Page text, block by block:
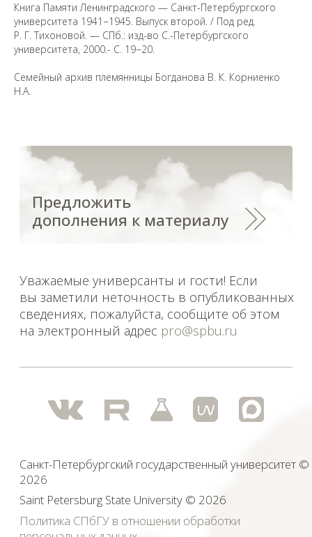
Книга Памяти Ленинградского — Санкт-Петербургского
университета 1941−1945. Выпуск второй. / Под ред.
Р. Г. Тихоновой. — СПб.: изд-во С.-Петербургского
университета, 2000.- С. 19−20.
Семейный архив племянницы Богданова В. К. Корниенко
Н.А.
На данном информационном ресурсе могут быть
опубликованы архивные материалы с упоминанием
физических и юридических лиц, включенных
Министерством юстиции Российской Федерации в реестр
иностранных агентов, а также организаций, признанных
Российской Федерации.